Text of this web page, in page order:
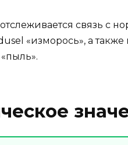
связь с
«изморось», а